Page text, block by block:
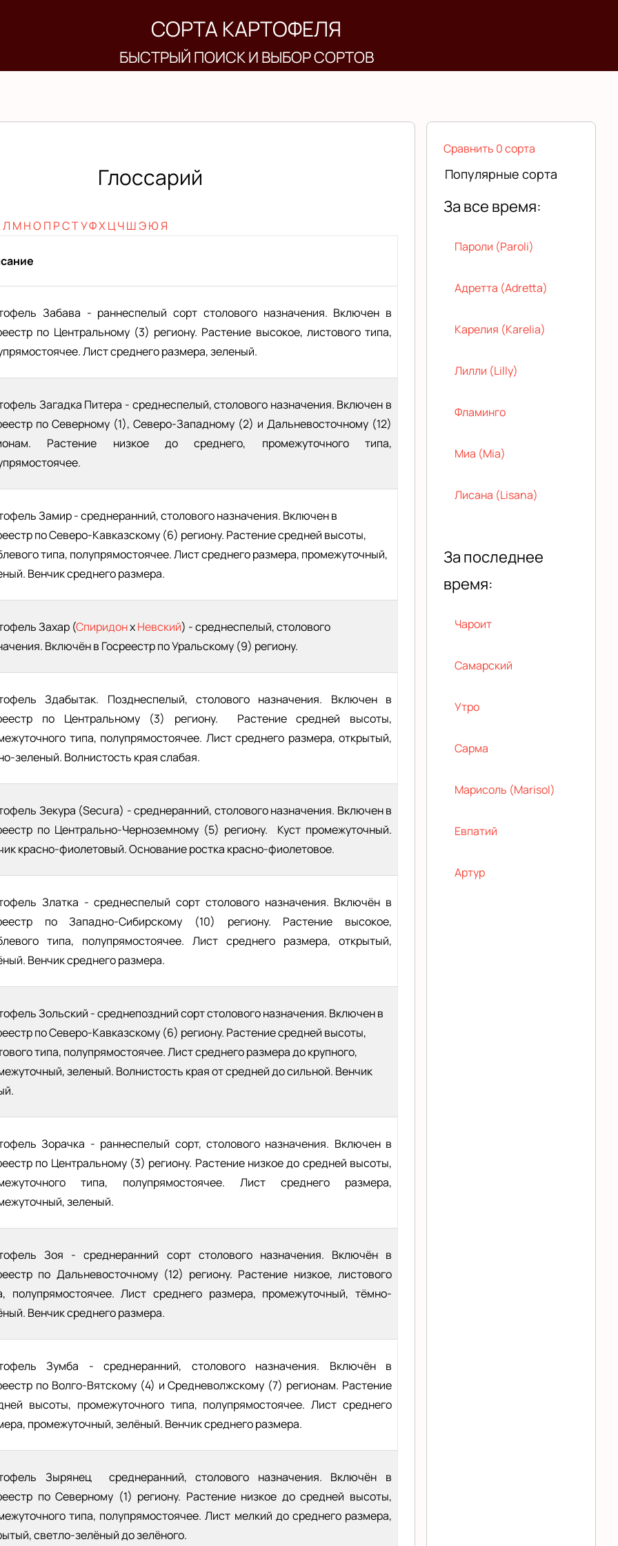
СОРТА КАРТОФЕЛЯ
БЫСТРЫЙ ПОИСК И ВЫБОР СОРТОВ
Глоссарий
Л МНО П РСТУФХЦЧШЭЮЯ
Забава - раннеспелый сорт столового назначения. Включен в
по Центральному (3) региону. Растение высокое, листового типа,
Лист среднего размера, зеленый.
Загадка Питера - среднеспелый, столового назначения. Включен в
по Северному (1), Северо-Западному (2) и Дальневосточному (12)
Растение низкое до среднего, промежуточного типа,
Замир - среднеранний, столового назначения. Включен в
по Северо-Кавказскому (6) региону. Растение средней высоты,
типа, полупрямостоячее. Лист среднего размера, промежуточный,
Венчик среднего размера.
Захар (СпиридонхНевский) - среднеспелый, столового
Включён в Госреестр по Уральскому (9) региону.
Здабытак. Позднеспелый, столового назначения. Включен в
по Центральному (3) региону. Растение средней высоты,
типа, полупрямостоячее. Лист среднего размера, открытый,
зеленый. Волнистость края слабая.
Зекура (Secura) - среднеранний, столового назначения. Включен в
по Центрально-Черноземному (5) региону. Куст промежуточный.
красно-фиолетовый. Основание ростка красно-фиолетовое.
Златка - среднеспелый сорт столового назначения. Включён в
по Западно-Сибирскому (10) региону. Растение высокое,
типа, полупрямостоячее. Лист среднего размера, открытый,
Венчик среднего размера.
Зольский - среднепоздний сорт столового назначения. Включен в
по Северо-Кавказскому (6) региону. Растение средней высоты,
типа, полупрямостоячее. Лист среднего размера до крупного,
зеленый. Волнистость края от средней до сильной. Венчик
Зорачка - раннеспелый сорт, столового назначения. Включен в
по Центральному (3) региону. Растение низкое до средней высоты,
типа, полупрямостоячее. Лист среднего размера,
зеленый.
Зоя - среднеранний сорт столового назначения. Включён в
по Дальневосточному (12) региону. Растение низкое, листового
полупрямостоячее. Лист среднего размера, промежуточный, тёмно-
Венчик среднего размера.
Зумба - среднеранний, столового назначения. Включён в
по Волго-Вятскому (4) и Средневолжскому (7) регионам. Растение
высоты, промежуточного типа, полупрямостоячее. Лист среднего
промежуточный, зелёный. Венчик среднего размера.
Зырянец среднеранний, столового назначения. Включён в
по Северному (1) региону. Растение низкое до средней высоты,
типа, полупрямостоячее. Лист мелкий до среднего размера,
светло-зелёный до зелёного.
Сравнить 0 сорта
Популярные сорта
За все время:
Пароли (Paroli)
Адретта (Adretta)
Карелия (Karelia)
Лилли (Lilly)
Фламинго
Миа (Mia)
Лисана (Lisana)
За последнее
время:
Чароит
Самарский
Утро
Сарма
Марисоль (Marisol)
Евпатий
Артур